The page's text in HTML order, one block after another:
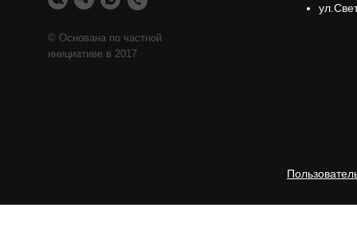
© Основана по частной
инициативе в 2017